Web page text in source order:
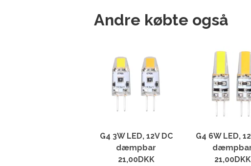
Andre købte også
G4 3W LED, 12V DC
dæmpbar
21,00DKK
G4 6W LED,
21,00DKK